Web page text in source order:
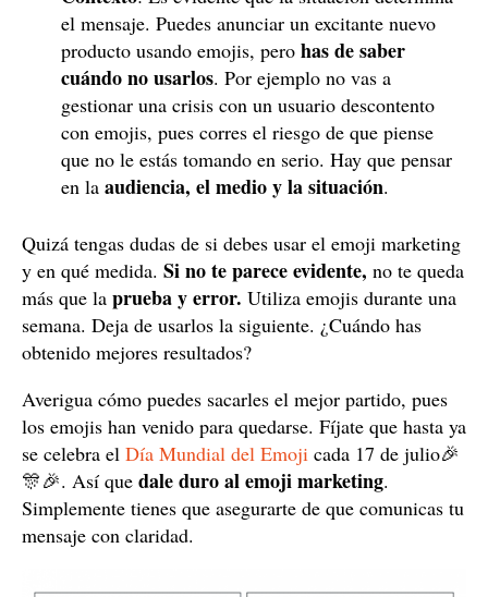
el mensaje. Puedes anunciar un excitante nuevo
producto usando emojis, pero has de saber
cuándo no usarlos. Por ejemplo no vas a
gestionar una crisis con un usuario descontento
con emojis, pues corres el riesgo de que piense
que no le estás tomando en serio. Hay que pensar
en la audiencia, el medio y la situación.
Quizá tengas dudas de si debes usar el emoji marketing
y en qué medida. Si no te parece evidente, no te queda
más que la prueba y error. Utiliza emojis durante una
semana. Deja de usarlos la siguiente. ¿Cuándo has
obtenido mejores resultados?
Averigua cómo puedes sacarles el mejor partido, pues
los emojis han venido para quedarse. Fíjate que hasta ya
se celebra el Día Mundial del Emoji cada 17 de julio🎉
🎊🎉. Así que dale duro al emoji marketing.
Simplemente tienes que asegurarte de que comunicas tu
mensaje con claridad.